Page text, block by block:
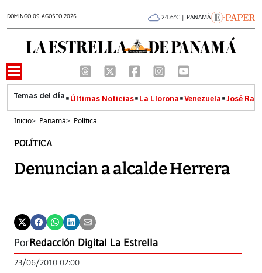
DOMINGO 09 AGOSTO 2026 24.6°C | PANAMÁ
Últimas Noticias La Llorona Venezuela José
Inicio> Panamá> Política
POLÍTICA
Denuncian a alcalde Herrera
PorRedacción Digital La Estrella
23/06/2010 02:00